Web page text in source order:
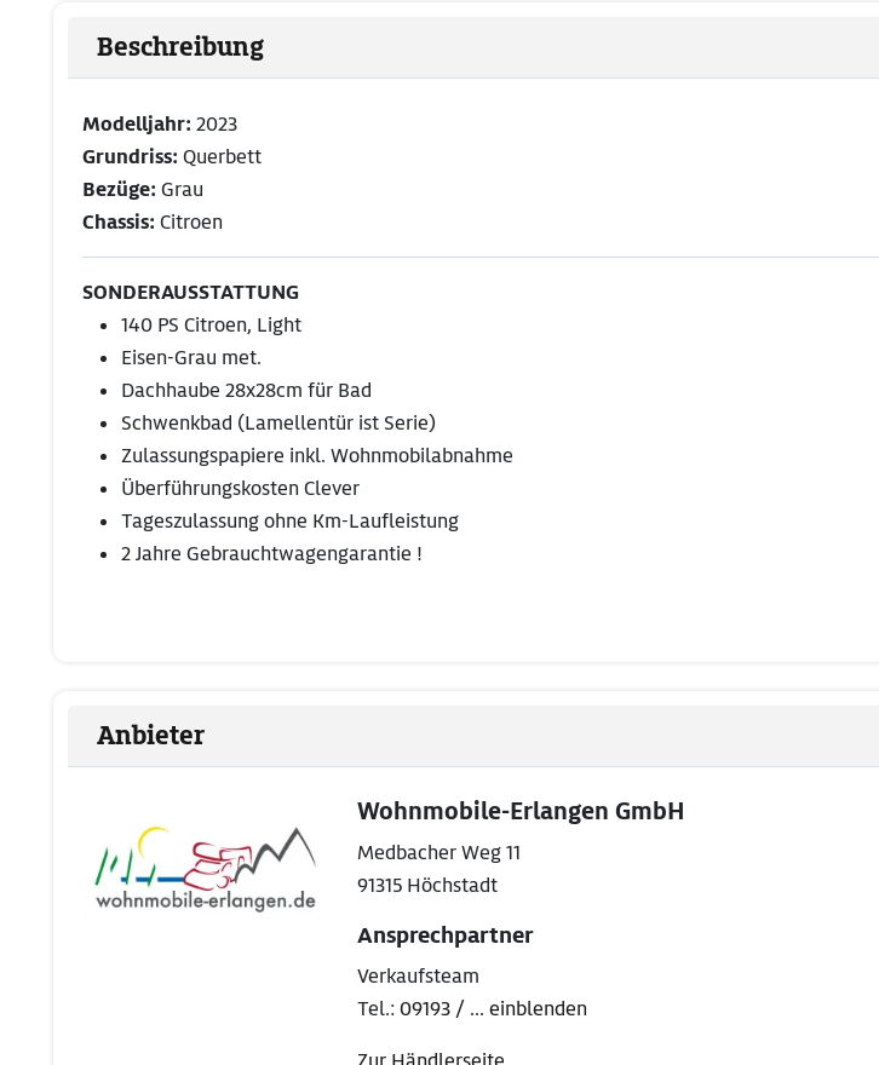
Beschreibung
Modelljahr: 2023
Grundriss: Querbett
Bezüge: Grau
Chassis: Citroen
SONDERAUSSTATTUNG
140 PS Citroen, Light
Eisen-Grau met.
Dachhaube 28x28cm für Bad
Schwenkbad (Lamellentür ist Serie)
Zulassungspapiere inkl. Wohnmobilabnahme
Überführungskosten Clever
Tageszulassung ohne Km-Laufleistung
2 Jahre Gebrauchtwagengarantie !
Anbieter
Wohnmobile-Erlangen GmbH
Medbacher Weg 11
91315 Höchstadt
Ansprechpartner
Verkaufsteam
Tel.: 09193 / ... einblenden